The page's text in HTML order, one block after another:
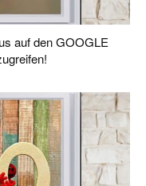
auf den GOOGLE